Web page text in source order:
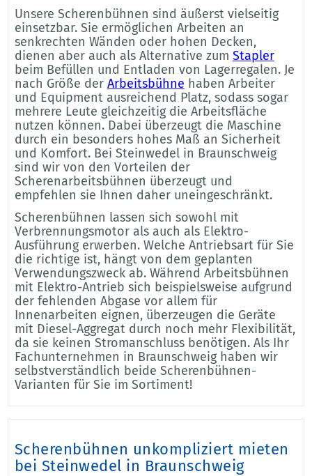
Unsere Scherenbühnen sind äußerst vielseitig
einsetzbar. Sie ermöglichen Arbeiten an
senkrechten Wänden oder hohen Decken,
dienen aber auch als Alternative zum Stapler
beim Befüllen und Entladen von Lagerregalen. Je
nach Größe der Arbeitsbühne haben Arbeiter
und Equipment ausreichend Platz, sodass sogar
mehrere Leute gleichzeitig die Arbeitsfläche
nutzen können. Dabei überzeugt die Maschine
durch ein besonders hohes Maß an Sicherheit
und Komfort. Bei Steinwedel in Braunschweig
sind wir von den Vorteilen der
Scherenarbeitsbühnen überzeugt und
empfehlen sie Ihnen daher uneingeschränkt.
Scherenbühnen lassen sich sowohl mit
Verbrennungsmotor als auch als Elektro-
Ausführung erwerben. Welche Antriebsart für Sie
die richtige ist, hängt von dem geplanten
Verwendungszweck ab. Während Arbeitsbühnen
mit Elektro-Antrieb sich beispielsweise aufgrund
der fehlenden Abgase vor allem für
Innenarbeiten eignen, überzeugen die Geräte
mit Diesel-Aggregat durch noch mehr Flexibilität,
da sie keinen Stromanschluss benötigen. Als Ihr
Fachunternehmen in Braunschweig haben wir
selbstverständlich beide Scherenbühnen-
Varianten für Sie im Sortiment!
Scherenbühnen unkompliziert mieten
bei Steinwedel in Braunschweig